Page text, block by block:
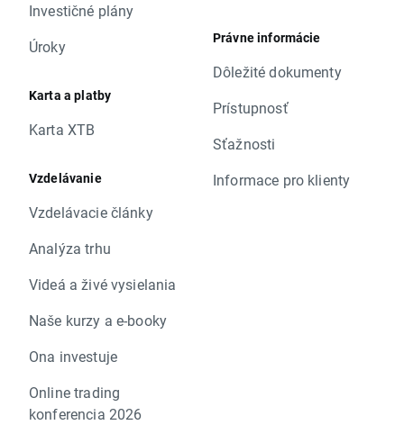
Investičné plány
Úroky
Karta a platby
Karta XTB
Vzdelávanie
Vzdelávacie články
Analýza trhu
Videá a živé vysielania
Naše kurzy a e-booky
Ona investuje
Online trading
konferencia 2026
Právne informácie
Dôležité dokumenty
Prístupnosť
Sťažnosti
Informace pro klienty